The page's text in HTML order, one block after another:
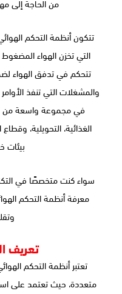
من الحاجة إلى
تتكون أنظمة التحكم
التي تخزن الهواء
تتحكم في تدفق الهواء
والمشغلات التي تنفذ
في مجموعة واسعة من
الغذائية، التحويلية،
بيئات
سواء كنت متخصصًا في
معرفة أنظمة التحكم
تعريف
تعتبر أنظمة التحكم
متعددة، حيث تعتمد على